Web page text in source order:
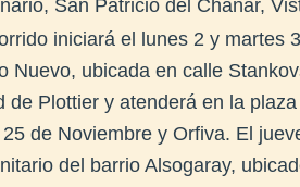
San Patricio del Chañar,
iniciará el lunes 2 y martes
Nuevo, ubicada en calle
de Plottier y atenderá en la
de Noviembre y Orfiva. El
del barrio Alsogaray,